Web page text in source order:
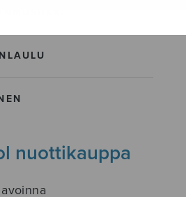
nuottikauppa